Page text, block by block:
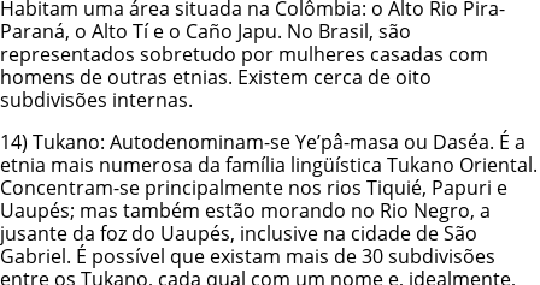
Habitam uma área situada na Colômbia: o Alto Rio Pira-
Paraná, o Alto Tí e o Caño Japu. No Brasil, são
representados sobretudo por mulheres casadas com
homens de outras etnias. Existem cerca de oito
subdivisões internas.
14) Tukano: Autodenominam-se Ye’pâ-masa ou Daséa. É a
etnia mais numerosa da família lingüística Tukano Oriental.
Concentram-se principalmente nos rios Tiquié, Papuri e
Uaupés; mas também estão morando no Rio Negro, a
jusante da foz do Uaupés, inclusive na cidade de São
Gabriel. É possível que existam mais de 30 subdivisões
entre os Tukano, cada qual com um nome e, idealmente,